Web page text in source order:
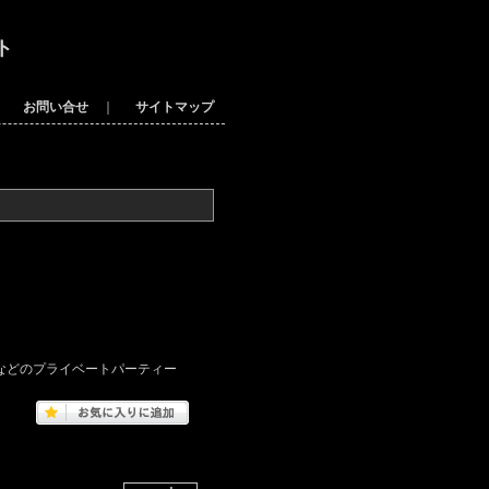
お問い合せ サイトマップ
どのプライベートパーティー